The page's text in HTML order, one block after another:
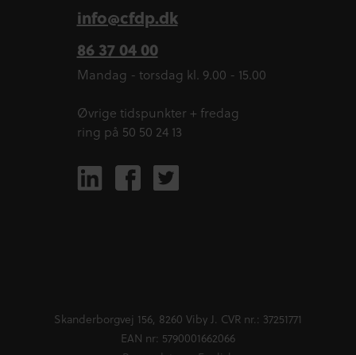
info@cfdp.dk
86 37 04 00
Mandag - torsdag kl. 9.00 - 15.00
Øvrige tidspunkter + fredag
ring på 50 50 24 13
Skanderborgvej 156, 8260 Viby J. CVR nr.: 37251771
EAN nr: 5790001662066